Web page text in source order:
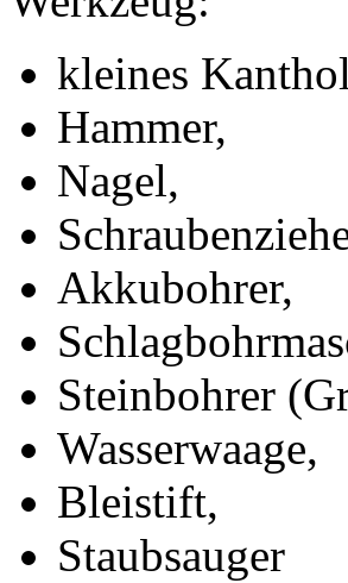
kleines
Hammer,
Nagel,
Akkubohrer,
Steinbohrer
Wasserwaage,
Bleistift,
Staubsauger